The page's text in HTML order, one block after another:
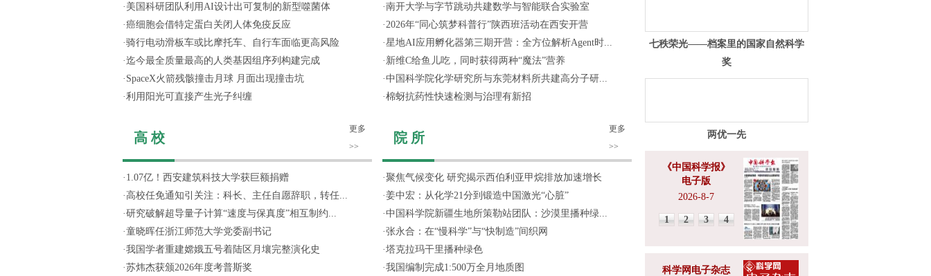
· 美国科研团队利用AI设计出可复制的新型噬菌体
·癌细胞会借特定蛋白关闭人体免疫反应
·骑行电动滑板车或比摩托车、自行车面临更高风险
·迄今最全质量最高的人类基因组序列构建完成
· SpaceX火箭残骸撞击月球 月面出现撞击坑
·利用阳光可直接产生光子纠缠
高 校
更多
>>
· 1.07亿！西安建筑科技大学获巨额捐赠
· 高校任免通知引关注：科长、主任自愿辞职，转任...
·研究破解超导量子计算“速度与保真度”相互制约...
·童晓晖任浙江师范大学党委副书记
·我国学者重建嫦娥五号着陆区月壤完整演化史
·苏炜杰获颁2026年度考普斯奖
·南开大学与字节跳动共建数学与智能联合实验室
·2026年“同心筑梦科普行”陕西班活动在西安开营
·星地AI应用孵化器第三期开营：全方位解析Agent时...
· 新维C给鱼儿吃，同时获得两种“魔法”营养
·中国科学院化学研究所与东莞材料所共建高分子研...
·棉蚜抗药性快速检测与治理有新招
院 所
更多
>>
·聚焦气候变化 研究揭示西伯利亚甲烷排放加速增长
·姜中宏：从化学21分到锻造中国激光“心脏”
·中国科学院新疆生地所策勒站团队：沙漠里播种绿...
·张永合：在“慢科学”与“快制造”间织网
·塔克拉玛干里播种绿色
·我国编制完成1:500万全月地质图
七秩荣光——档案里的国家自然科学
奖
两优一先
《中国科学报》
电子版
2026-8-7
1 2 3 4
科学网电子杂志